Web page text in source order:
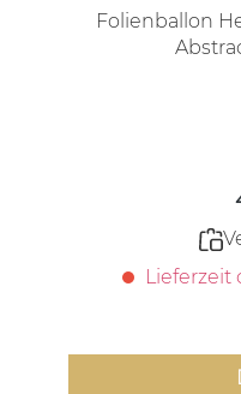
Folienballon
Lieferzeit